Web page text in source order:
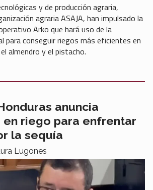
y de producción agraria,
agraria ASAJA, han impulsado la
Arko que hará uso de la
para conseguir riegos más eficientes en
almendro y el pistacho.
anuncia
en riego para enfrentar
la sequía
Lugones